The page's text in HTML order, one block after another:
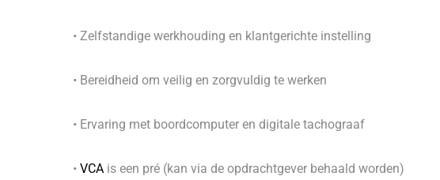
• Zelfstandige werkhouding en klantgerichte instelling
• Bereidheid om veilig en zorgvuldig te werken
• Ervaring met boordcomputer en digitale tachograaf
• VCA is een pré (kan via de opdrachtgever behaald worden)